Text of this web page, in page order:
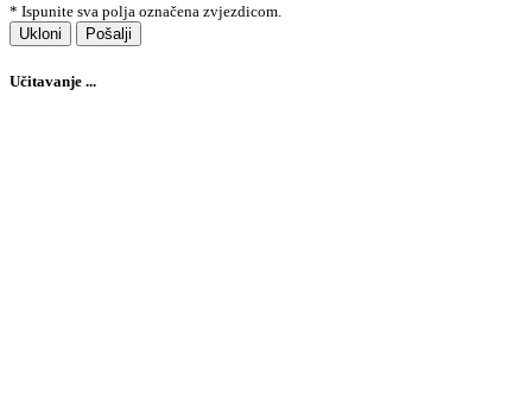
* Ispunite sva polja označena zvjezdicom.
Ukloni
Pošalji
Učitavanje ...